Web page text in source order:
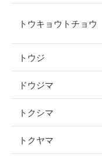
トウキョウトチョウ
トウジ
ドウジマ
トクシマ
トクヤマ